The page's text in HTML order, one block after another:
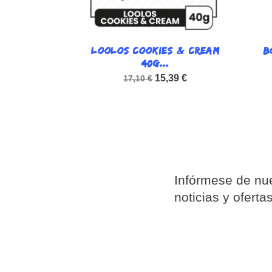
Vista rápida
LOOLOS COOKIES & CREAM
40G...
17,10 € 15,39 €
Infórmese de
noticias y